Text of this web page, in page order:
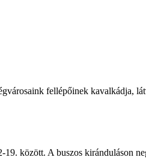
fellépőinek kavalkádja,
között. A buszos kiránduláson